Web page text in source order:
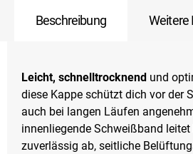
Beschreibung Weitere
Leicht, schnelltrocknend und
diese Kappe schützt dich vor der
auch bei langen Läufen
innenliegende Schweißband
zuverlässig ab, seitliche